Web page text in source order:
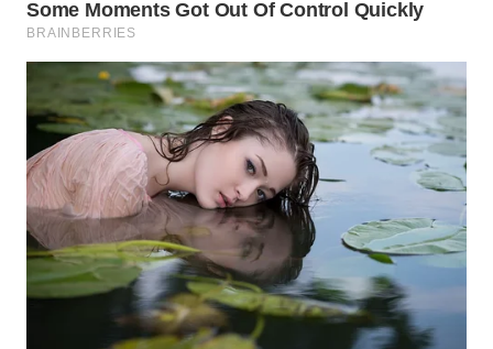
TEBING
TINGGI
PAKPAK
WN
KARAWANG
WN
BEKASI